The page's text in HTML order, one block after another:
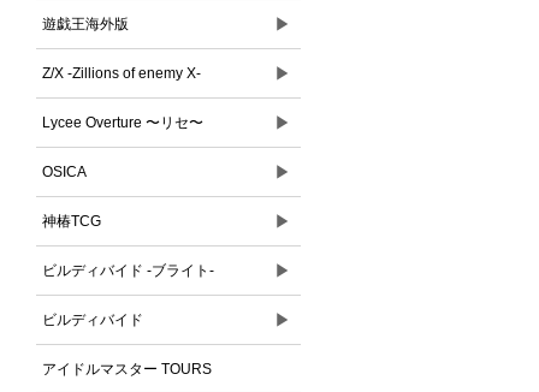
遊戯王海外版 ▶
Z/X -Zillions of enemy X- ▶
Lycee Overture 〜リセ〜 ▶
OSICA ▶
神椿TCG ▶
ビルディバイド -ブライト- ▶
ビルディバイド ▶
アイドルマスター TOURS